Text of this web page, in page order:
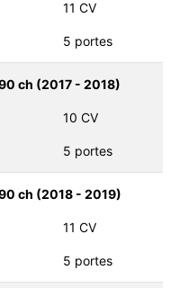
11 CV
5 portes
ch (2017 - 2018)
10 CV
5 portes
ch (2018 - 2019)
11 CV
5 portes